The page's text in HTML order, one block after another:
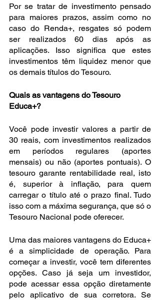
Por se tratar de investimento pensado
para maiores prazos, assim como no
caso do Renda+, resgates só podem
ser realizados 60 dias após as
aplicações. Isso significa que estes
investimentos têm liquidez menor que
os demais títulos do Tesouro.
Quais as vantagens do Tesouro
Educa+?
Você pode investir valores a partir de
30 reais, com investimentos realizados
em períodos regulares (aportes
mensais) ou não (aportes pontuais). O
tesouro garante rentabilidade real, isto
é, superior à inflação, para quem
carregar o título até o prazo final. Tudo
isso com a máxima segurança, que só o
Tesouro Nacional pode oferecer.
Uma das maiores vantagens do Educa+
é a simplicidade de operação. Para
começar a investir, você tem diferentes
opções. Caso já seja um investidor,
pode acessar essa opção diretamente
pelo aplicativo de sua corretora. Se